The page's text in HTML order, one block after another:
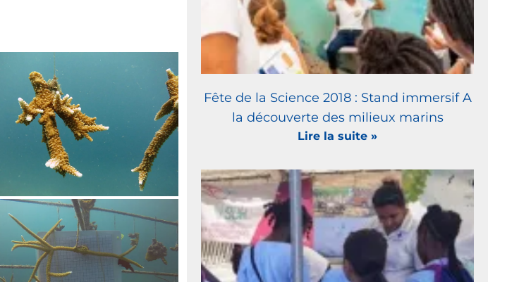
Fête de la Science 2018 : Stand immersif A
la découverte des milieux marins
Lire la suite »